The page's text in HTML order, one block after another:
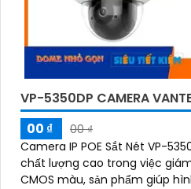
VP-5350DP CAMERA
00 ₫
00 ₫
Camera IP POE Sắt Nét VP-
chất lượng cao trong việc giám sát
CMOS màu, sản phẩm giúp